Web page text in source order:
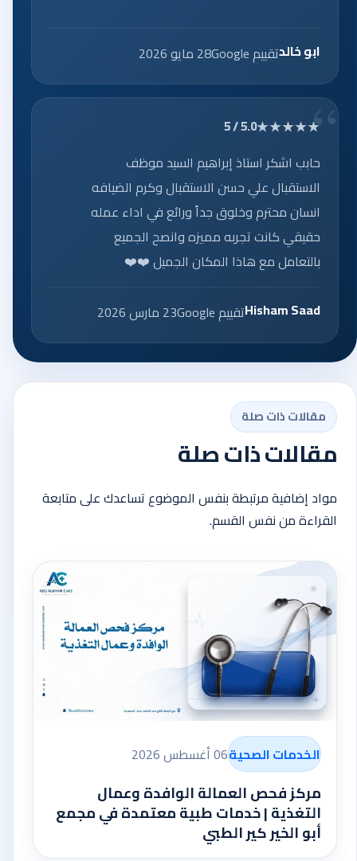
ابو خالدتقييم Google 28 مايو 2026
★★★★★
5.0 / 5
حابب اشكر استاذ إبراهيم السيد موظف
الاستقبال علي حسن الاستقبال وكرم الضيافه
انسان محترم وخلوق جداً ورائع في اداء عمله
حقيقي كانت تجربه مميزه وانصح الجميع
بالتعامل مع هاذا المكان الجميل ❤️❤️
Hisham Saadتقييم Google 23 مارس 2026
مقالات ذات صلة
مقالات ذات صلة
مواد إضافية مرتبطة بنفس الموضوع تساعدك على متابعة
القراءة من نفس القسم.
الخدمات الصحية06 أغسطس 2026
مركز فحص العمالة الوافدة وعمال
التغذية | خدمات طبية معتمدة في مجمع
أبو الخير كير الطبي